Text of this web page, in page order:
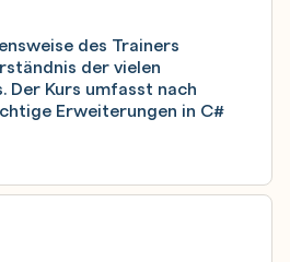
des Trainers
der vielen
Der Kurs umfasst nach
Erweiterungen in C#